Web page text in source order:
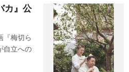
カ』公
『梅切ら
自立への